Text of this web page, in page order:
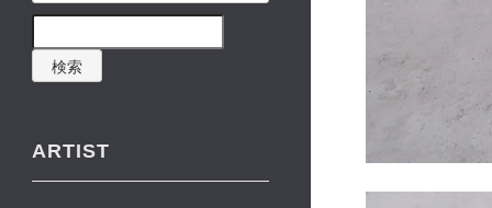
検索
ARTIST